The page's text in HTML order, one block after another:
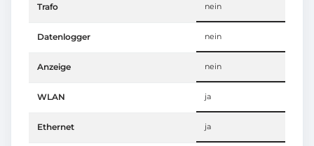
Trafo nein
Datenlogger nein
Anzeige nein
WLAN ja
Ethernet ja